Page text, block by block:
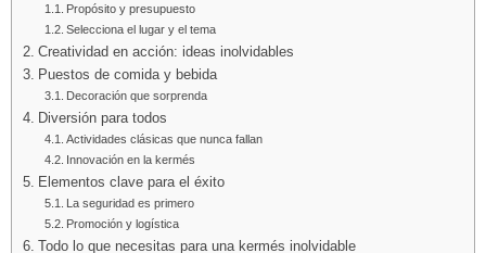
Propósito y presupuesto
Selecciona el lugar y el tema
Creatividad en acción: ideas inolvidables
Puestos de comida y bebida
Decoración que sorprenda
Diversión para todos
Actividades clásicas que nunca fallan
Innovación en la kermés
Elementos clave para el éxito
La seguridad es primero
Promoción y logística
Todo lo que necesitas para una kermés inolvidable